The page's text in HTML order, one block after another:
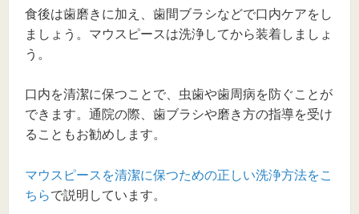
食後は歯磨きに加え、歯間ブラシなどで口内ケアをし
ましょう。マウスピースは洗浄してから装着しましょ
う。
口内を清潔に保つことで、虫歯や歯周病を防ぐことが
できます。通院の際、歯ブラシや磨き方の指導を受け
ることもお勧めします。
マウスピースを清潔に保つための正しい洗浄方法をこ
ちらで説明しています。